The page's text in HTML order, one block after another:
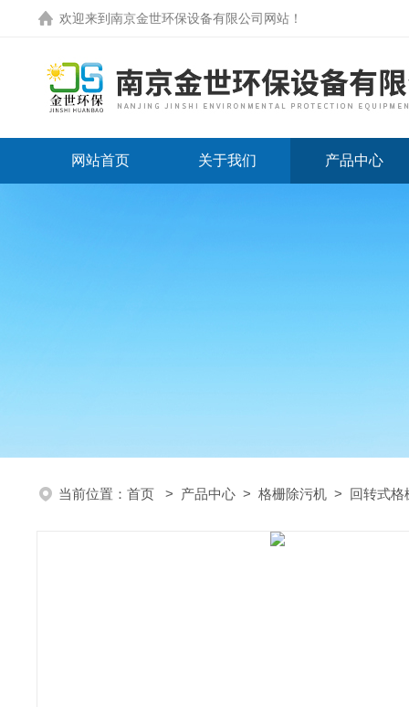
欢迎来到 南京金世环保设备有限公司网站 ！
网站首页 关于我们 产品中心
当前位置： 首页 > 产品中心 > 格栅除污机 > 回转式格